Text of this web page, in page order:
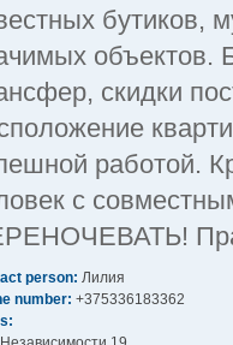
бутиков,
объектов.
скидки
работой.
с
person: Лилия
number: +375336183362